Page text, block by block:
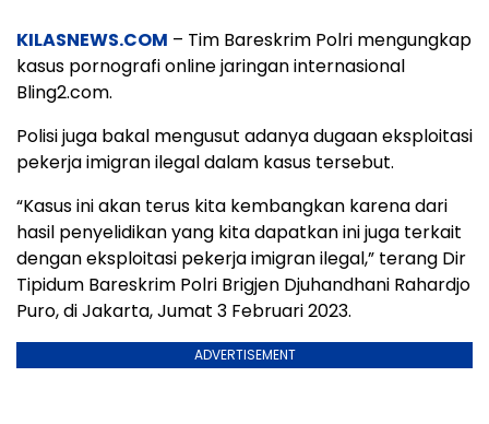
KILASNEWS.COM – Tim Bareskrim Polri mengungkap
kasus pornografi online jaringan internasional
Bling2.com.
Polisi juga bakal mengusut adanya dugaan eksploitasi
pekerja imigran ilegal dalam kasus tersebut.
“Kasus ini akan terus kita kembangkan karena dari
hasil penyelidikan yang kita dapatkan ini juga terkait
dengan eksploitasi pekerja imigran ilegal,” terang Dir
Tipidum Bareskrim Polri Brigjen Djuhandhani Rahardjo
Puro, di Jakarta, Jumat 3 Februari 2023.
ADVERTISEMENT